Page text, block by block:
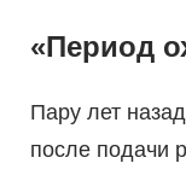
«Период
Пару лет
после подачи